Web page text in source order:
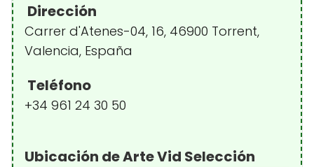
Dirección
Carrer d'Atenes-04, 16, 46900 Torrent,
Valencia, España
Teléfono
+34 961 24 30 50
Ubicación de Arte Vid Selección